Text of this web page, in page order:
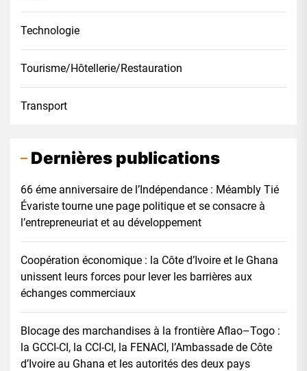
Technologie
Tourisme/Hôtellerie/Restauration
Transport
Dernières publications
66 éme anniversaire de l’Indépendance : Méambly Tié
Évariste tourne une page politique et se consacre à
l’entrepreneuriat et au développement
Coopération économique : la Côte d’Ivoire et le Ghana
unissent leurs forces pour lever les barrières aux
échanges commerciaux
Blocage des marchandises à la frontière Aflao–Togo :
la GCCI-CI, la CCI-CI, la FENACI, l’Ambassade de Côte
d’Ivoire au Ghana et les autorités des deux pays